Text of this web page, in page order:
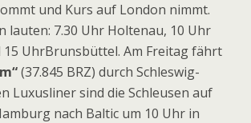
und Kurs auf London nimmt.
lauten: 7.30 Uhr Holtenau, 10 Uhr
15 UhrBrunsbüttel. Am Freitag fährt
(37.845 BRZ) durch Schleswig-
Luxusliner sind die Schleusen auf
nach Baltic um 10 Uhr in